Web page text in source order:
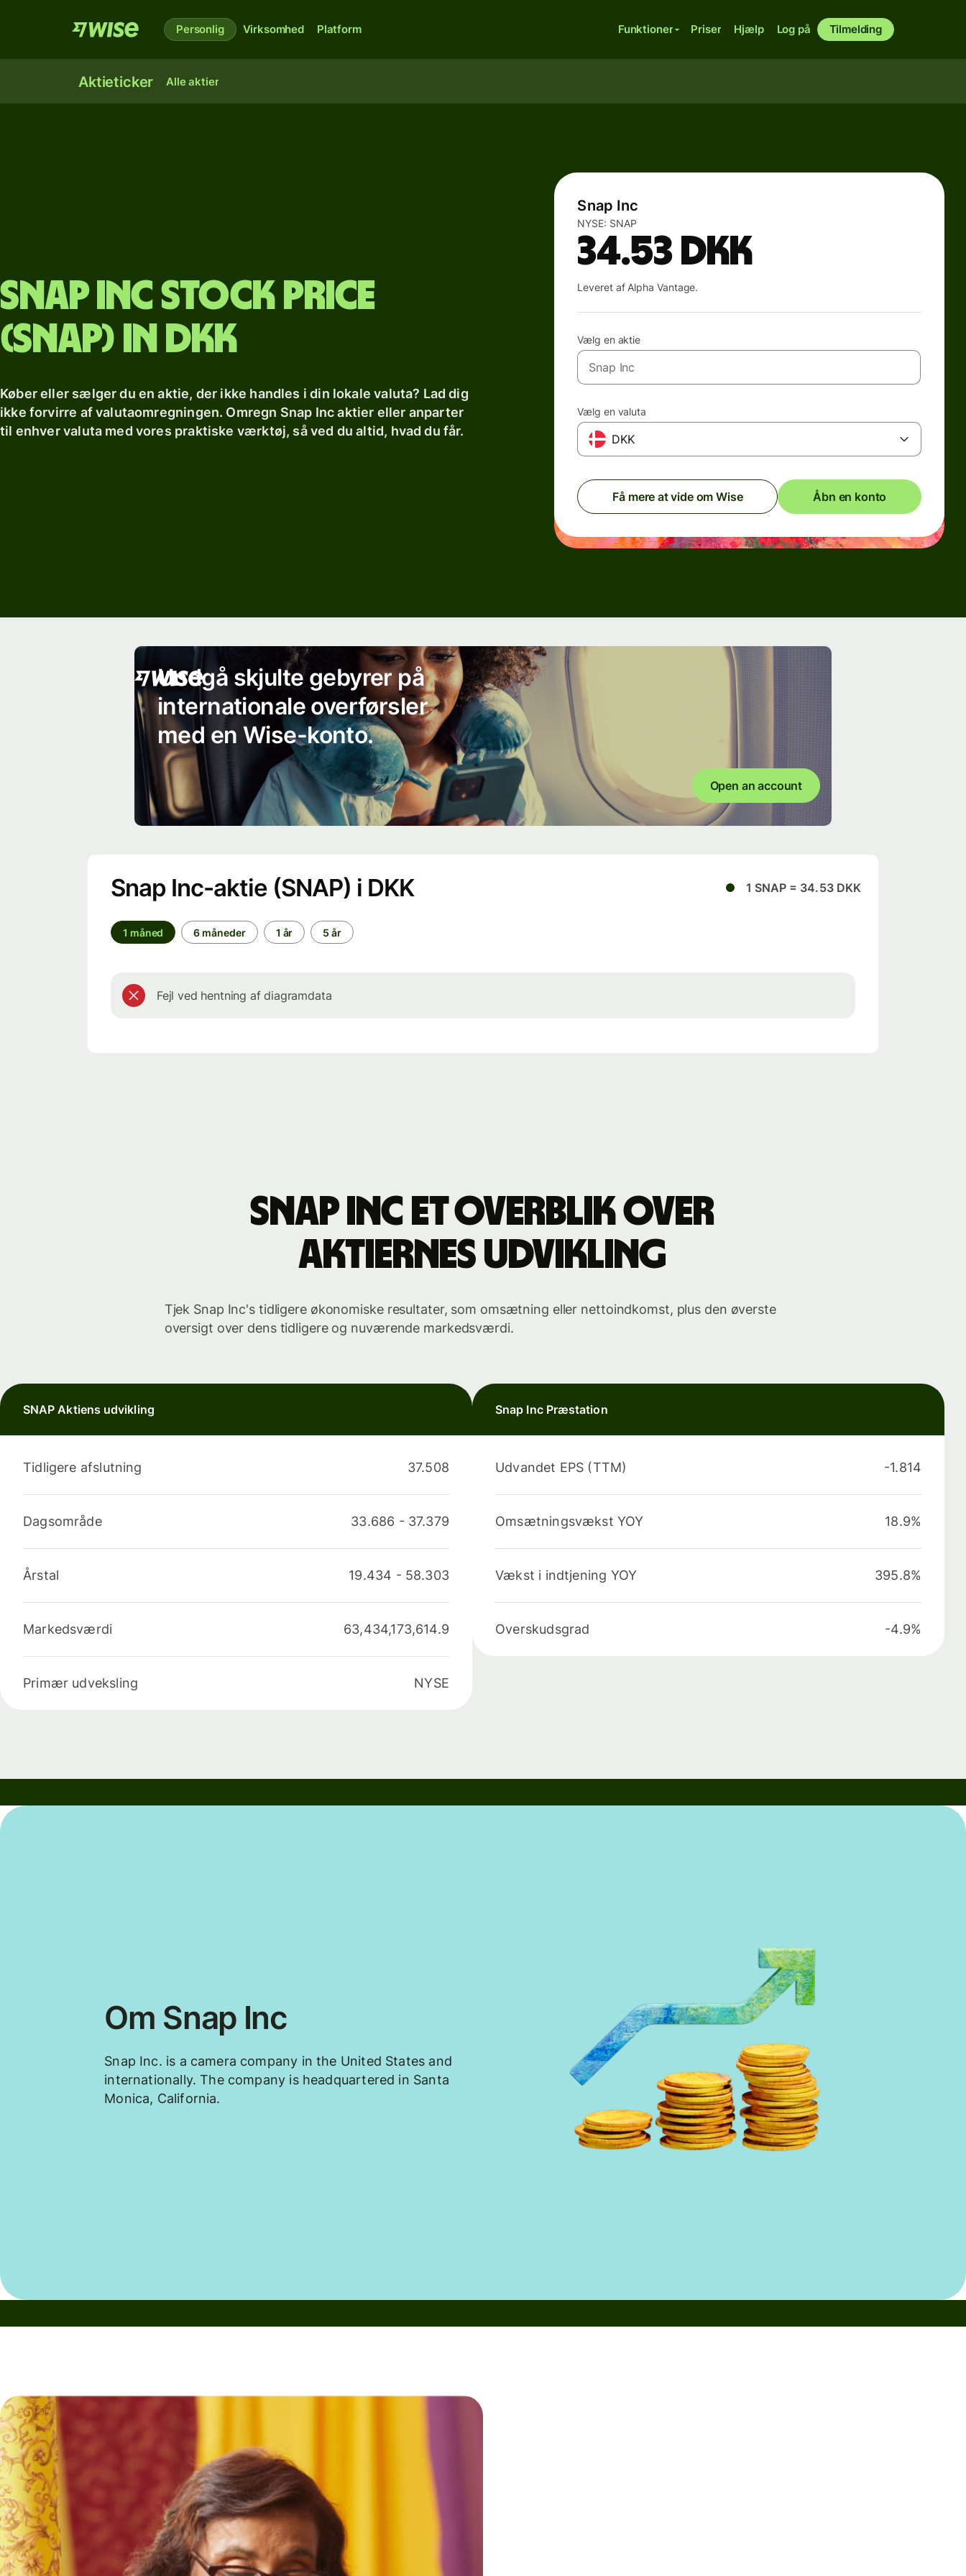
Personlig Virksomhed Platform Funktioner Priser Hjælp Log på Tilmelding
Aktieticker Alle aktier
Snap Inc stock price
(SNAP) in DKK
Køber eller sælger du en aktie, der ikke handles i din lokale valuta? Lad dig
ikke forvirre af valutaomregningen. Omregn Snap Inc aktier eller anparter
til enhver valuta med vores praktiske værktøj, så ved du altid, hvad du får.
Snap Inc
NYSE: SNAP
34.53 DKK
Leveret af Alpha Vantage.
Vælg en aktie
Vælg en valuta
DKK
Få mere at vide om Wise Åbn en konto
Undgå skjulte gebyrer på
internationale overførsler
med en Wise-konto.
Open an account
Snap Inc-aktie (SNAP) i DKK 1 SNAP = 34.53 DKK
1 måned 6 måneder 1 år 5 år
Fejl ved hentning af diagramdata
Snap Inc et overblik over
aktiernes udvikling
Tjek Snap Inc's tidligere økonomiske resultater, som omsætning eller nettoindkomst, plus den øverste
oversigt over dens tidligere og nuværende markedsværdi.
SNAP Aktiens udvikling
Tidligere afslutning 37.508
Dagsområde 33.686 - 37.379
Årstal 19.434 - 58.303
Markedsværdi 63,434,173,614.9
Primær udveksling NYSE
Snap Inc Præstation
Udvandet EPS (TTM) -1.814
Omsætningsvækst YOY 18.9%
Vækst i indtjening YOY 395.8%
Overskudsgrad -4.9%
Om Snap Inc
Snap Inc. is a camera company in the United States and
internationally. The company is headquartered in Santa
Monica, California.